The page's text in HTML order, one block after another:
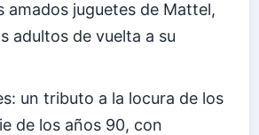
amados juguetes de Mattel,
adultos de vuelta a su
un tributo a la locura de los
de los años 90, con